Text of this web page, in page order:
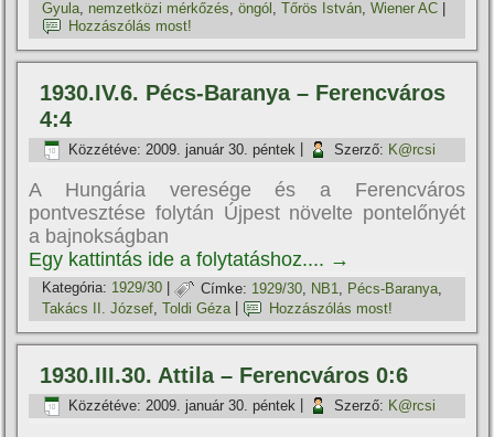
Gyula, nemzetközi mérkőzés,öngól ,Tőrös István,Wiener AC
Hozzászólás most!
1930.IV.6. Pécs-Baranya – Ferencváros
4:4
Közzétéve: 2009. január 30. péntek Szerző: K@rcsi
A Hungária veresége és a Ferencváros
pontvesztése folytán Újpest növelte pontelőnyét
a bajnokságban
Egy kattintás ide a folytatáshoz.... →
Kategória: 1929/30 | Címke: 1929/30 NB1 Pécs-Baranya
Takács II. József ,Toldi Géza Hozzászólás most!
1930.III.30. Attila – Ferencváros 0:6
Közzétéve: 2009. január 30. péntek Szerző: K@rcsi